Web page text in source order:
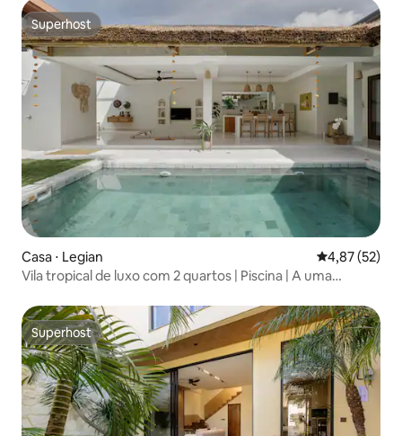
Superhost
Superhost
Casa ⋅ Legian 4,87 de uma
4,87 (52)
Vila tropical de luxo com 2 quartos | Piscina | A uma
Superhost
Superhost